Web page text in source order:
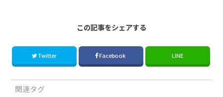
この記事をシェアする
Twitter Facebook LINE
関連タグ